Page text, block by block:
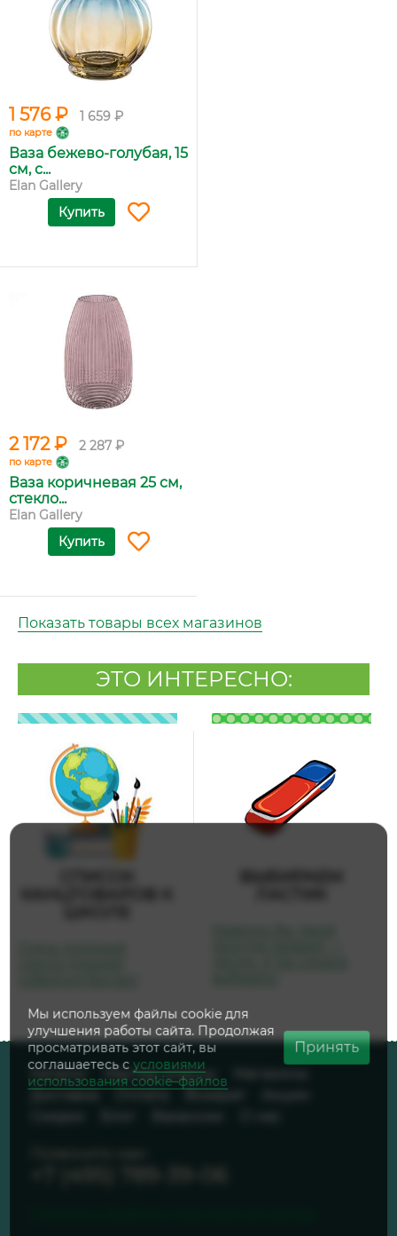
1 576 ₽ 1 659 ₽
по карте
Ваза бежево-голубая, 15
см, с...
Elan Gallery
Купить
2 172 ₽ 2 287 ₽
по карте
Ваза коричневая 25 см,
стекло...
Elan Gallery
Купить
Показать товары всех магазинов
ЭТО ИНТЕРЕСНО:
Каталог Мастер-классы
Доставка
Оплата Возврат
Мы используем файлы cookie для
улучшения работы сайта. Продолжая
просматривать этот сайт, вы
соглашаетесь сусловиями
использования cookie–файлов
Принять